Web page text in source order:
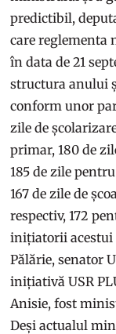
predictibil,
care reglementa
în data de 21
structura anului
conform unor
zile de
primar, 180 de
185 de zile
167 de zile de
respectiv, 172
inițiatorii acestui
Pălărie, senator
inițiativă USR
Anisie, fost
Deși actualul